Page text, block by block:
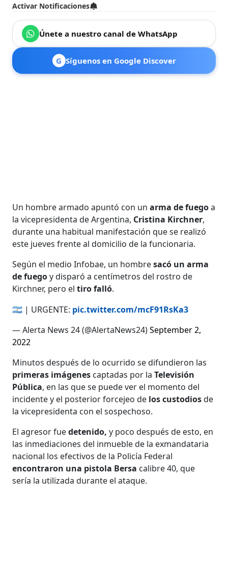
Activar Notificaciones
Únete a nuestro canal de WhatsApp
G Síguenos en Google Discover
Un hombre armado apuntó con unarma de fuegoa
la vicepresidenta de Argentina, Cristina Kirchner,
durante una habitual manifestación que se realizó
este jueves frente al domicilio de la funcionaria.
Según el medio Infobae, un hombresacó un arma
de fuegoy disparó a centímetros del rostro de
Kirchner, pero eltiro falló.
🇦🇷 | URGENTE: pic.twitter.com/mcF91RsKa3
— Alerta News 24 (@AlertaNews24)September 2,
2022
Minutos después de lo ocurrido se difundieron las
primeras imágenes captadas por laTelevisión
Pública, en las que se puede ver el momento del
incidente y el posterior forcejeo de los custodiosde
la vicepresidenta con el sospechoso.
El agresor fuedetenido,y poco después de esto, en
las inmediaciones del inmueble de la exmandataria
nacional los efectivos de la Policía Federal
encontraron una pistola Bersa calibre 40, que
sería la utilizada durante el ataque.